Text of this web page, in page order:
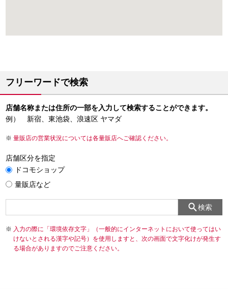
フリーワードで検索
店舗名称または住所の一部を入力して検索することができます。
例） 新宿、東池袋、浪速区 ヤマダ
量販店の営業状況については各量販店へご確認ください。
店舗区分を指定
ドコモショップ
量販店など
検索
入力の際に「環境依存文字」（一般的にインターネットにおいて使ってはい
けないとされる漢字や記号）を使用しますと、次の画面で文字化けが発生す
る場合がありますのでご注意ください。